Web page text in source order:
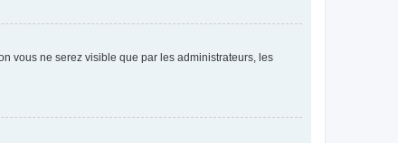
vous ne serez visible que par les administrateurs, les